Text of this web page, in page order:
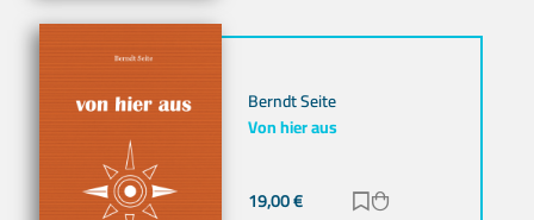
Berndt Seite
Von hier aus
19,00€ Zur Merkliste